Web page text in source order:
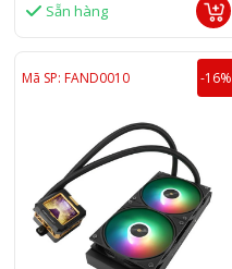
Sẵn hàng
Mã SP: FAND0010 -16%